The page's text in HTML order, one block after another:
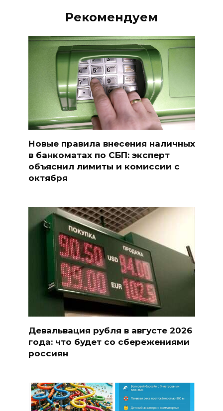
Рекомендуем
Новые правила внесения наличных
в банкоматах по СБП: эксперт
объяснил лимиты и комиссии с
октября
Девальвация рубля в августе 2026
года: что будет со сбережениями
россиян